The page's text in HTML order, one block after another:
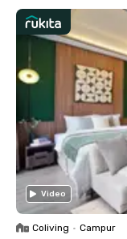
Video
Coliving • Campur